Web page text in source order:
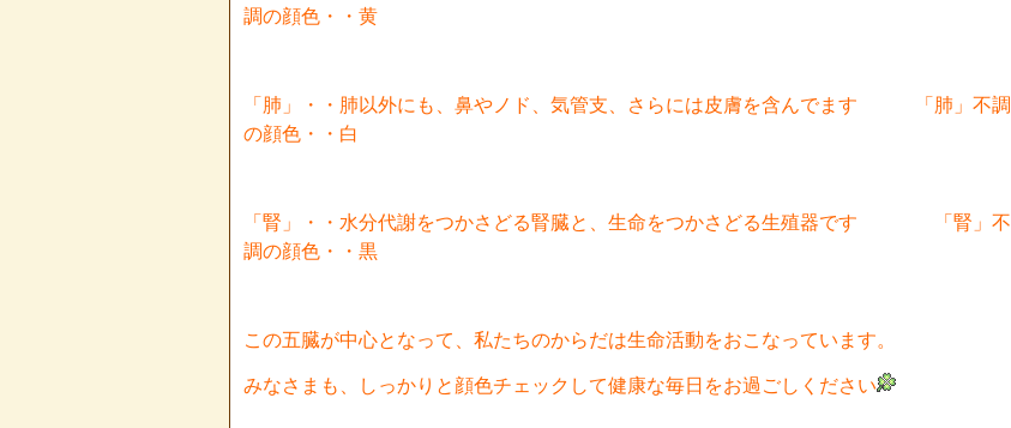
調の顔色・・黄
「肺」・・肺以外にも、鼻やノド、気管支、さらには皮膚を含んでます 「肺」不調
の顔色・・白
「腎」・・水分代謝をつかさどる腎臓と、生命をつかさどる生殖器です 「腎」不
調の顔色・・黒
この五臓が中心となって、私たちのからだは生命活動をおこなっています。
みなさまも、しっかりと顔色チェックして健康な毎日をお過ごしください